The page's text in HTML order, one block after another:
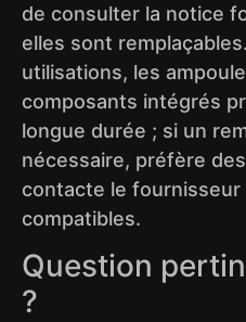
de consulter la notice
elles sont
utilisations, les
composants intégrés
longue durée ; si un
nécessaire, préfère
contacte le fournisseur
compatibles.
Question
?